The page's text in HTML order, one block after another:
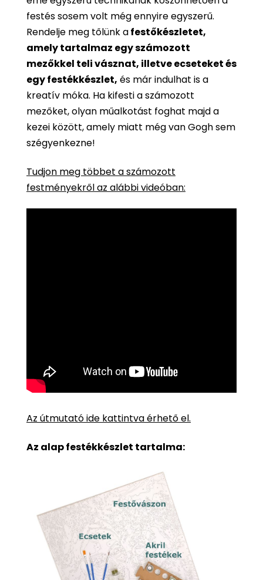
festés sosem volt még ennyire egyszerű.
Rendelje meg tőlünk afestőkészletet,
amely tartalmaz egy számozott
mezőkkel teli vásznat, illetve ecseteket és
egy festékkészlet, és már indulhat is a
kreatív móka. Ha kifesti a számozott
mezőket, olyan műalkotást foghat majd a
kezei között, amely miatt még van Gogh sem
szégyenkezne!
Tudjon meg többet a számozott
festményekről az alábbi videóban:
Az útmutató ide kattintva érhető el.
Az alap festékkészlet tartalma: